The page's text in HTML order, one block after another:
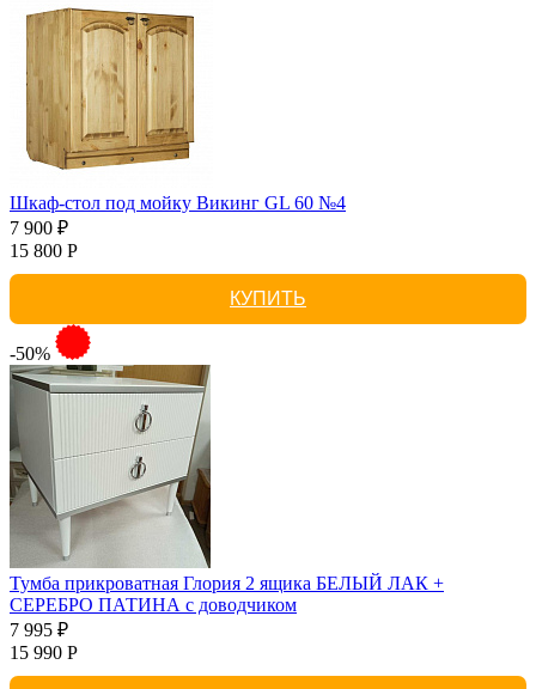
Шкаф-стол под мойку Викинг GL 60 №4
7 900 ₽
15 800 Р
КУПИТЬ
-50%
Тумба прикроватная Глория 2 ящика БЕЛЫЙ ЛАК +
СЕРЕБРО ПАТИНА с доводчиком
7 995 ₽
15 990 Р